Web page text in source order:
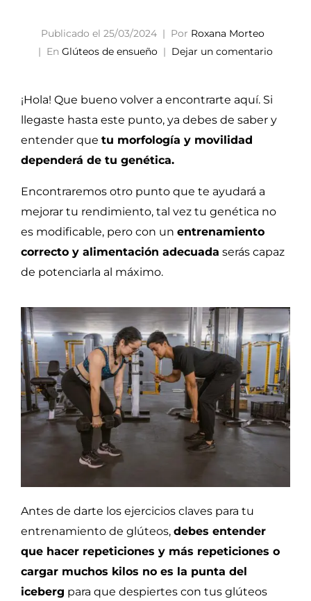
Publicado el 25/03/2024 Por Roxana Morteo
En Glúteos de ensueño Dejar un comentario
¡Hola! Que bueno volver a encontrarte aquí. Si
llegaste hasta este punto, ya debes de saber y
entender que tu morfología y movilidad
dependerá de tu genética.
Encontraremos otro punto que te ayudará a
mejorar tu rendimiento, tal vez tu genética no
es modificable, pero con un entrenamiento
correcto y alimentación adecuada serás capaz
de potenciarla al máximo.
Antes de darte los ejercicios claves para tu
entrenamiento de glúteos, debes entender
que hacer repeticiones y más repeticiones o
cargar muchos kilos no es la punta del
iceberg para que despiertes con tus glúteos